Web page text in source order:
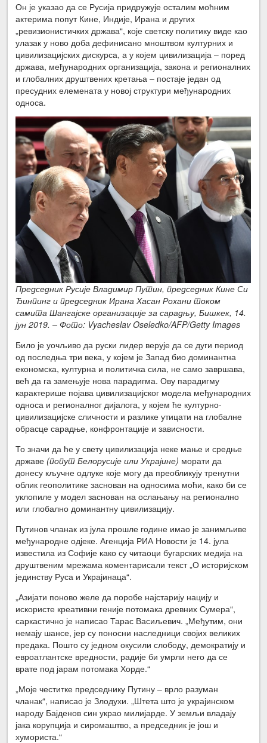
Он је указао да се Русија придружује осталим моћним
актерима попут Кине, Индије, Ирана и других
„ревизионистичких држава“, које светску политику виде као
улазак у ново доба дефинисано мноштвом културних и
цивилизацијских дискурса, а у којем цивилизација – поред
држава, међународних организација, закона и регионалних
и глобалних друштвених кретања – постаје један од
пресудних елемената у новој структури међународних
односа.
Председник Русије Владимир Путин, председник Кине Си
Ђинпинг и председник Ирана Хасан Рохани током
самита Шангајске организације за сарадњу, Бишкек, 14.
јун 2019. – Фото: Vyacheslav Oseledko/AFP/Getty Images
Било је уочљиво да руски лидер верује да се дуги период
од последња три века, у којем је Запад био доминантна
економска, културна и политичка сила, не само завршава,
већ да га замењује нова парадигма. Ову парадигму
карактерише појава цивилизацијског модела међународних
односа и регионалног дијалога, у којем ће културно-
цивилизацијске сличности и разлике утицати на глобалне
обрасце сарадње, конфронтације и зависности.
То значи да ће у свету цивилизација неке мање и средње
државе (попут Белорусије или Украјине) морати да
донесу кључне одлуке које могу да преобликују тренутни
облик геополитике заснован на односима моћи, како би се
уклопиле у модел заснован на ослањању на регионално
или глобално доминантну цивилизацију.
Путинов чланак из јула прошле године имао је занимљиве
међународне одјеке. Агенција РИА Новости је 14. јула
известила из Софије како су читаоци бугарских медија на
друштвеним мрежама коментарисали текст „О историјском
јединству Руса и Украјинаца“.
„Азијати поново желе да поробе најстарију нацију и
искористе креативни геније потомака древних Сумера“,
саркастично је написао Тарас Васиљевич. „Међутим, они
немају шансе, јер су поносни наследници својих великих
предака. Пошто су једном окусили слободу, демократију и
евроатлантске вредности, радије би умрли него да се
врате под јарам потомака Хорде.“
„Моје честитке председнику Путину – врло разуман
чланак“, написао је Злодухи. „Штета што је украјинском
народу Бајденов син украо милијарде. У земљи владају
јака корупција и сиромаштво, а председник је још и
хумориста.“